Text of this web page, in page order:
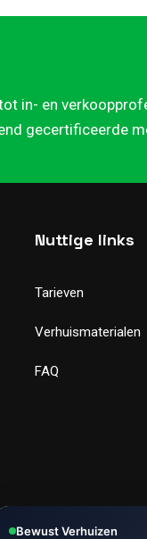
in- en
gecertificeerde
Nuttige links
Tarieven
Verhuismaterialen
FAQ